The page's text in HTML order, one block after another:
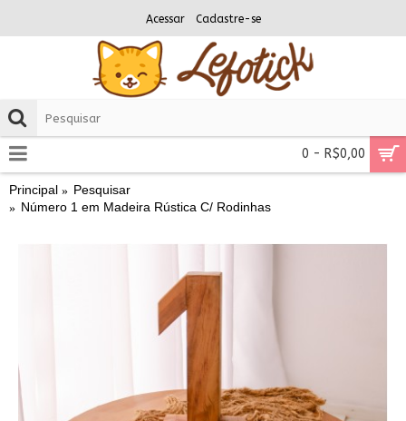
Acessar Cadastre-se
0 - R$0,00
Principal
Pesquisar
Número 1 em Madeira Rústica C/ Rodinhas